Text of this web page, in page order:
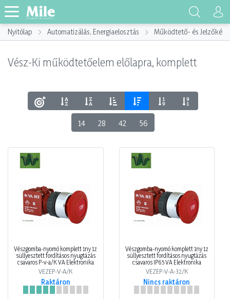
Nyitólap Automatizálás, Energiaelosztás Működtető- és
Vész-Ki működtetőelem előlapra, komplett
14 28 42 56
Vészgomba-nyomó komplett 1ny 1z
süllyesztett fordításos nyugtázás
csavaros P-v-a/K VA Elektronika
VEZEP-V-A/K
Raktáron
Vészgomba-nyomó komplett 1ny 1z
süllyesztett fordításos nyugtázás
csavaros IP65 VA Elektronika
VEZEP-V-A-32/K
Nincs raktáron